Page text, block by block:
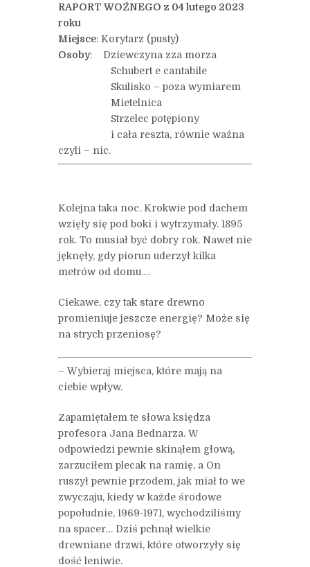
RAPORT WOŹNEGO z 04 lutego 2023
roku
Miejsce: Korytarz (pusty)
Osoby: Dziewczyna zza morza
Schubert e cantabile
Skulisko – poza wymiarem
Mietelnica
Strzelec potępiony
i cała reszta, równie ważna
czyli – nic.
Kolejna taka noc. Krokwie pod dachem
wzięły się pod boki i wytrzymały. 1895
rok. To musiał być dobry rok. Nawet nie
jęknęły, gdy piorun uderzył kilka
metrów od domu….
Ciekawe, czy tak stare drewno
promieniuje jeszcze energię? Może się
na strych przeniosę?
– Wybieraj miejsca, które mają na
ciebie wpływ.
Zapamiętałem te słowa księdza
profesora Jana Bednarza. W
odpowiedzi pewnie skinąłem głową,
zarzuciłem plecak na ramię, a On
ruszył pewnie przodem, jak miał to we
zwyczaju, kiedy w każde środowe
popołudnie, 1969-1971, wychodziliśmy
na spacer… Dziś pchnął wielkie
drewniane drzwi, które otworzyły się
dość leniwie.